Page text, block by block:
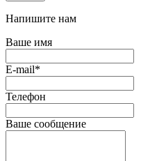
Напишите нам
Ваше имя
E-mail*
Телефон
Ваше сообщение